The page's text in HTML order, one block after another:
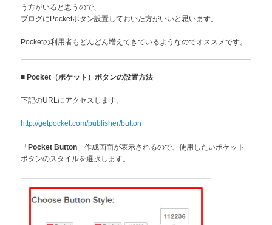
う方がいると思うので、
ブログにPocketボタン設置しておいた方がいいと思います。
Pocketの利用者もどんどん増えてきているようなのでオススメです。
■ Pocket（ポケット）ボタンの設置方法
下記のURLにアクセスします。
http://getpocket.com/publisher/button
「Pocket Button 」作成画面が表示されるので、使用したいポケット
ボタンのスタイルを選択します。